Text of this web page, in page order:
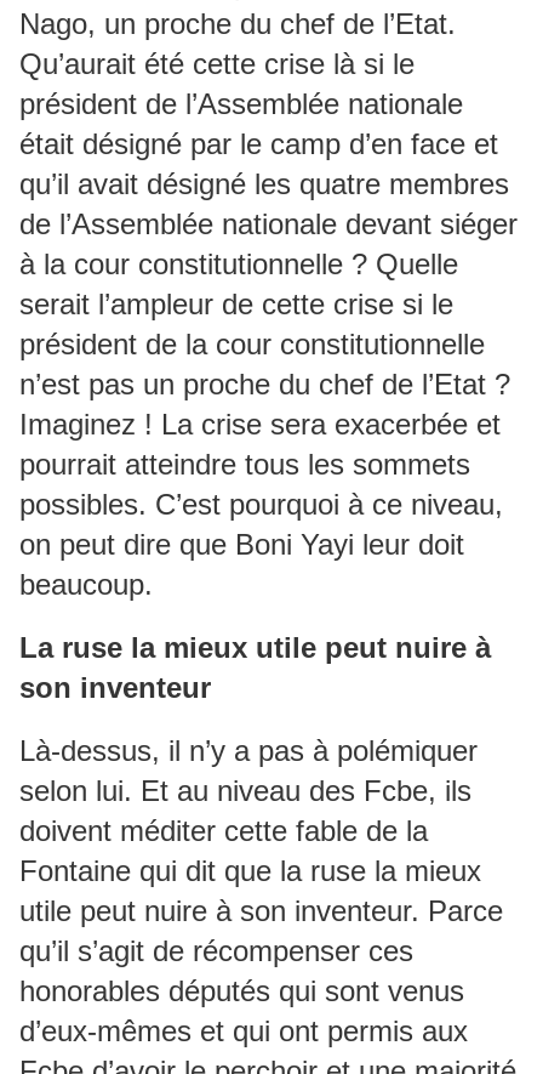
Nago, un proche du chef de l’Etat.
Qu’aurait été cette crise là si le
président de l’Assemblée nationale
était désigné par le camp d’en face et
qu’il avait désigné les quatre membres
de l’Assemblée nationale devant siéger
à la cour constitutionnelle ? Quelle
serait l’ampleur de cette crise si le
président de la cour constitutionnelle
n’est pas un proche du chef de l’Etat ?
Imaginez ! La crise sera exacerbée et
pourrait atteindre tous les sommets
possibles. C’est pourquoi à ce niveau,
on peut dire que Boni Yayi leur doit
beaucoup.
La ruse la mieux utile peut nuire à
son inventeur
Là-dessus, il n’y a pas à polémiquer
selon lui. Et au niveau des Fcbe, ils
doivent méditer cette fable de la
Fontaine qui dit que la ruse la mieux
utile peut nuire à son inventeur. Parce
qu’il s’agit de récompenser ces
honorables députés qui sont venus
d’eux-mêmes et qui ont permis aux